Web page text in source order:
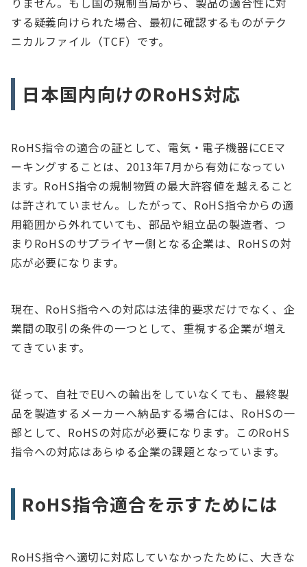
する疑義向けられた場合、最初に確認するものがテク
ニカルファイル（TCF）です。
日本国内向けのRoHS対応
RoHS指令の適合の証として、電気・電子機器にCEマ
ーキングすることは、2013年7月から有効になってい
ます。RoHS指令の規制物質の最大許容値を越えること
は許されていません。したがって、RoHS指令からの適
用範囲から外れていても、部品や組立品の製造者、つ
まりRoHSのサプライヤー側となる企業は、RoHSの対
応が必要になります。
現在、RoHS指令への対応は法律的要求だけでなく、企
業間の取引の条件の一つとして、重視する企業が増え
てきています。
従って、自社でEUへの輸出をしていなくても、最終製
品を製造するメーカーへ納品する場合には、RoHSの一
部として、RoHSの対応が必要になります。このRoHS
指令への対応はあらゆる企業の課題となっています。
RoHS指令適合を示すためには
RoHS指令へ適切に対応していなかったために、大きな